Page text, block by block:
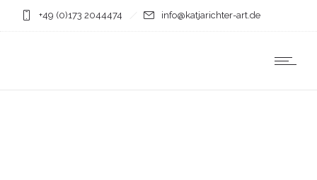
+49 (0)173 2044474 info@katjarichter-art.de